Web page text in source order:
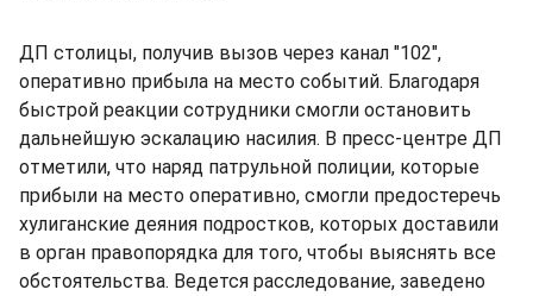
ДП столицы, получив вызов через канал "102",
оперативно прибыла на место событий. Благодаря
быстрой реакции сотрудники смогли остановить
дальнейшую эскалацию насилия. В пресс-центре ДП
отметили, что наряд патрульной полиции, которые
прибыли на место оперативно, смогли предостеречь
хулиганские деяния подростков, которых доставили
в орган правопорядка для того, чтобы выяснять все
обстоятельства. Ведется расследование, заведено